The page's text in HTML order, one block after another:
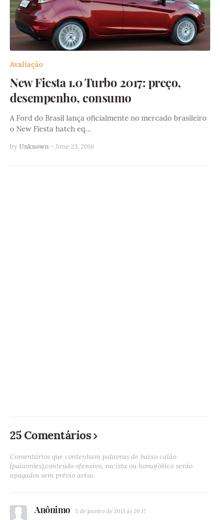
Avaliação
New Fiesta 1.0 Turbo 2017: preço,
desempenho, consumo
A Ford do Brasil lança oficialmente no mercado brasileiro
o New Fiesta hatch eq…
by Unknown - June 23, 2016
25 Comentários
Comentários que contenham palavras de baixo calão
(palavrões),conteúdo ofensivo, racista ou homofóbico serão
apagados sem prévio aviso.
Anônimo 5 de janeiro de 2015 às 20:17